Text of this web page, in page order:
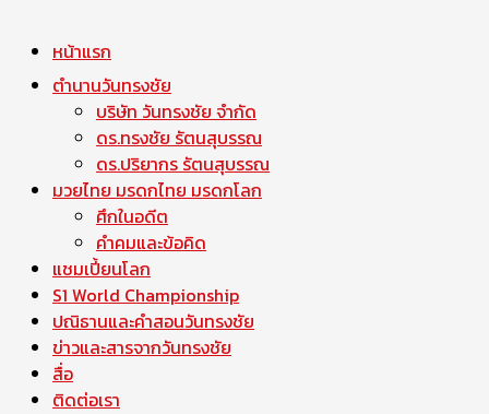
หน้าแรก
ตำนานวันทรงชัย
บริษัท วันทรงชัย จำกัด
ดร.ทรงชัย รัตนสุบรรณ
ดร.ปริยากร รัตนสุบรรณ
มวยไทย มรดกไทย มรดกโลก
ศึกในอดีต
คำคมและข้อคิด
แชมเปี้ยนโลก
S1 World Championship
ปณิธานและคำสอนวันทรงชัย
ข่าวและสารจากวันทรงชัย
สื่อ
ติดต่อเรา